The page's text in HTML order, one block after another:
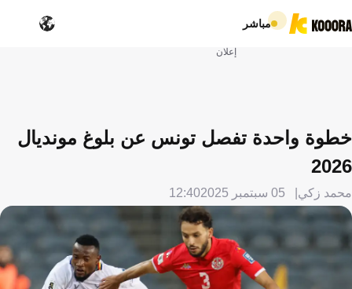
مباشر
إعلان
خطوة واحدة تفصل تونس عن بلوغ مونديال
2026
محمد زكي 05 سبتمبر 2025 12:40